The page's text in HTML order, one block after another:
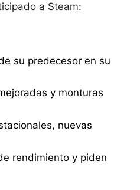
a Steam:
su predecesor en su
y monturas
nuevas
rendimiento y piden